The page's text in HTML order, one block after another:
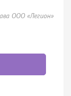
ООО «Легион»